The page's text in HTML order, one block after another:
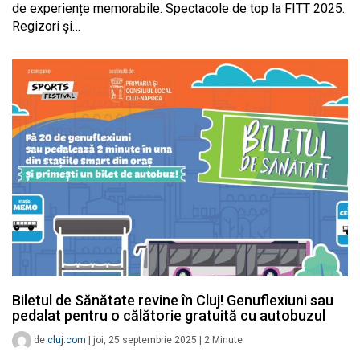
de experiențe memorabile. Spectacole de top la FITT 2025.
Regizori și…
Biletul de Sănătate revine în Cluj! Genuflexiuni sau
pedalat pentru o călătorie gratuită cu autobuzul
de cluj.com joi, 25 septembrie 2025 2 Minute